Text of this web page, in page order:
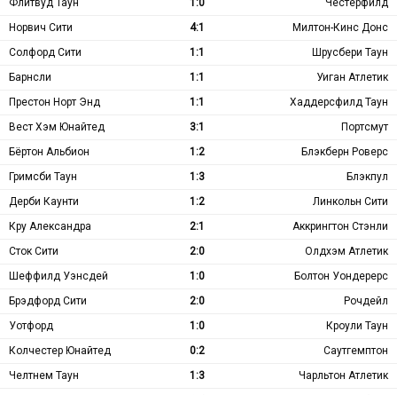
Флитвуд Таун
1:0
Честерфилд
Норвич Сити
4:1
Милтон-Кинс Донс
Солфорд Сити
1:1
Шрусбери Таун
Барнсли
1:1
Уиган Атлетик
Престон Норт Энд
1:1
Хаддерсфилд Таун
Вест Хэм Юнайтед
3:1
Портсмут
Бёртон Альбион
1:2
Блэкберн Роверс
Гримсби Таун
1:3
Блэкпул
Дерби Каунти
1:2
Линкольн Сити
Кру Александра
2:1
Аккрингтон Стэнли
Сток Сити
2:0
Олдхэм Атлетик
Шеффилд Уэнсдей
1:0
Болтон Уондерерс
Брэдфорд Сити
2:0
Рочдейл
Уотфорд
1:0
Кроули Таун
Колчестер Юнайтед
0:2
Саутгемптон
Челтнем Таун
1:3
Чарльтон Атлетик